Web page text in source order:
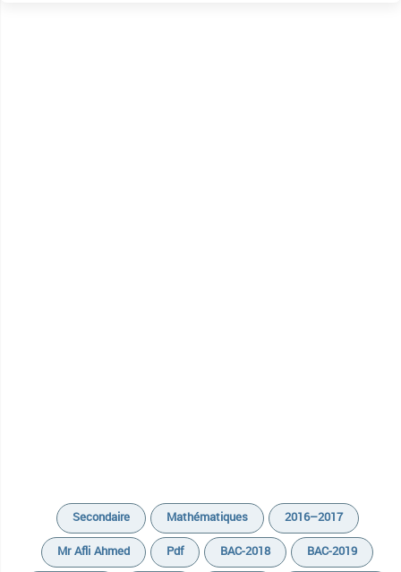
Secondaire Mathématiques
2016–2017
Mr Afli Ahmed
Pdf BAC-2018
BAC-2019